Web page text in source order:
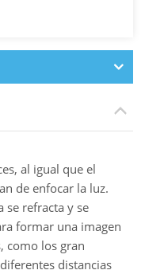
al igual que el
de enfocar la luz.
se refracta y se
formar una imagen
como los gran
distancias